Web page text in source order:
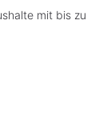
mit bis zu